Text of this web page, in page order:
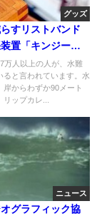
グッズ
すリストバンド
置「キンジー
万人以上の人が、水難
ると言われています。水
岸からわずか90メート
リップカレ...
ニュース
グラフィック協